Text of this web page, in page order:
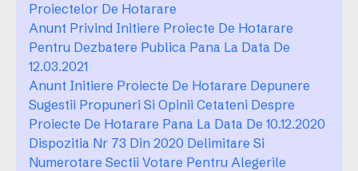
Proiectelor De Hotarare
Anunt Privind Initiere Proiecte De Hotarare
Pentru Dezbatere Publica Pana La Data De
12.03.2021
Anunt Initiere Proiecte De Hotarare Depunere
Sugestii Propuneri Si Opinii Cetateni Despre
Proiecte De Hotarare Pana La Data De 10.12.2020
Dispozitia Nr 73 Din 2020 Delimitare Si
Numerotare Sectii Votare Pentru Alegerile